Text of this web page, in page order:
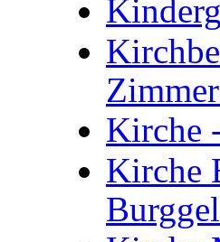
Kirche
Kirche